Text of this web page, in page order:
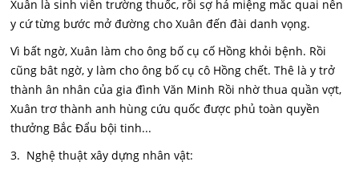
Xuân là sinh viên trường thuốc, rồi sợ há miệng mắc quai nên
y cứ từng bước mở đường cho Xuân đến đài danh vọng.
Vì bất ngờ, Xuân làm cho ông bố cụ cố Hồng khỏi bệnh. Rồi
cũng bât ngờ, y làm cho ông bố cụ cô Hồng chết. Thê là y trở
thành ân nhân của gia đình Văn Minh Rồi nhờ thua quần vợt,
Xuân trơ thành anh hùng cứu quốc được phủ toàn quyền
thưởng Bắc Đẩu bội tinh...
3. Nghệ thuật xây dựng nhân vật: